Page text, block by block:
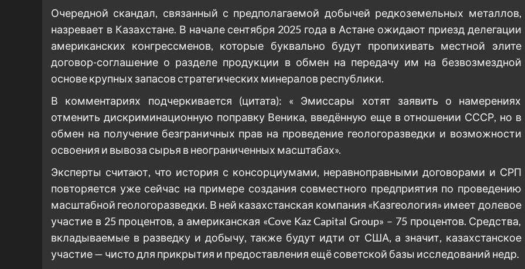
Очередной скандал, связанный с предполагаемой добычей редкоземельных металлов,
назревает в Казахстане. В начале сентября 2025 года в Астане ожидают приезд делегации
американских конгрессменов, которые буквально будут пропихивать местной элите
договор-соглашение о разделе продукции в обмен на передачу им на безвозмездной
основе крупных запасов стратегических минералов республики.
В комментариях подчеркивается (цитата): « Эмиссары хотят заявить о намерениях
отменить дискриминационную поправку Веника, введённую еще в отношении СССР, но в
обмен на получение безграничных прав на проведение геологоразведки и возможности
освоения и вывоза сырья в неограниченных масштабах».
Эксперты считают, что история с консорциумами, неравноправными договорами и СРП
повторяется уже сейчас на примере создания совместного предприятия по проведению
масштабной геологоразведки. В ней казахстанская компания «Казгеология» имеет долевое
участие в 25 процентов, а американская «Cove Kaz Capital Group» – 75 процентов. Средства,
вкладываемые в разведку и добычу, также будут идти от США, а значит, казахстанское
участие — чисто для прикрытия и предоставления ещё советской базы исследований недр.